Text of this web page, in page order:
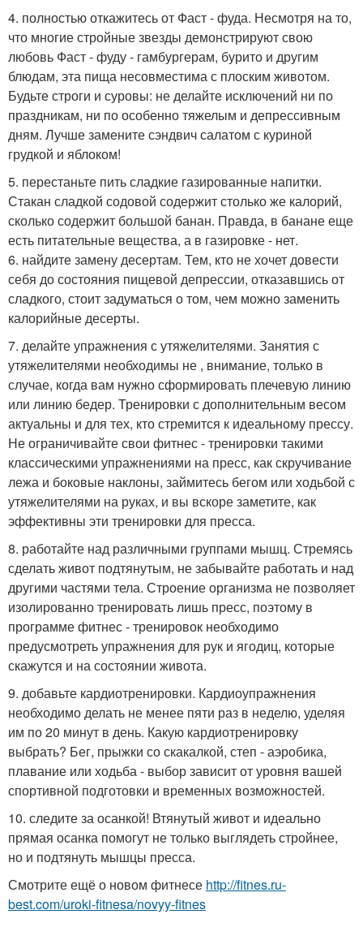
4. полностью откажитесь от Фаст - фуда. Несмотря на то,
что многие стройные звезды демонстрируют свою
любовь Фаст - фуду - гамбургерам, бурито и другим
блюдам, эта пища несовместима с плоским животом.
Будьте строги и суровы: не делайте исключений ни по
праздникам, ни по особенно тяжелым и депрессивным
дням. Лучше замените сэндвич салатом с куриной
грудкой и яблоком!
5. перестаньте пить сладкие газированные напитки.
Стакан сладкой содовой содержит столько же калорий,
сколько содержит большой банан. Правда, в банане еще
есть питательные вещества, а в газировке - нет.
6. найдите замену десертам. Тем, кто не хочет довести
себя до состояния пищевой депрессии, отказавшись от
сладкого, стоит задуматься о том, чем можно заменить
калорийные десерты.
7. делайте упражнения с утяжелителями. Занятия с
утяжелителями необходимы не , внимание, только в
случае, когда вам нужно сформировать плечевую линию
или линию бедер. Тренировки с дополнительным весом
актуальны и для тех, кто стремится к идеальному прессу.
Не ограничивайте свои фитнес - тренировки такими
классическими упражнениями на пресс, как скручивание
лежа и боковые наклоны, займитесь бегом или ходьбой с
утяжелителями на руках, и вы вскоре заметите, как
эффективны эти тренировки для пресса.
8. работайте над различными группами мышц. Стремясь
сделать живот подтянутым, не забывайте работать и над
другими частями тела. Строение организма не позволяет
изолированно тренировать лишь пресс, поэтому в
программе фитнес - тренировок необходимо
предусмотреть упражнения для рук и ягодиц, которые
скажутся и на состоянии живота.
9. добавьте кардиотренировки. Кардиоупражнения
необходимо делать не менее пяти раз в неделю, уделяя
им по 20 минут в день. Какую кардиотренировку
выбрать? Бег, прыжки со скакалкой, степ - аэробика,
плавание или ходьба - выбор зависит от уровня вашей
спортивной подготовки и временных возможностей.
10. следите за осанкой! Втянутый живот и идеально
прямая осанка помогут не только выглядеть стройнее,
но и подтянуть мышцы пресса.
Смотрите ещё о новом фитнесе http://fitnes.ru-
best.com/uroki-fitnesa/novyy-fitnes